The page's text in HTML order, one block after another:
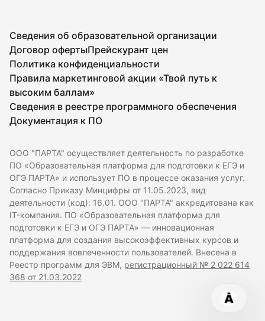
Сведения об образовательной организации
Договор офертыПрейскурант цен
Политика конфиденциальности
Правила маркетинговой акции «Твой путь к
высоким баллам»
Сведения в реестре программного обеспечения
Документация к ПО
ООО "ПАРТА" осуществляет деятельность по разработке
ПО «Образовательная платформа для подготовки к ЕГЭ и
ОГЭ ПАРТА» и использует ПО в процессе оказания услуг.
Согласно Приказу Минцифры от 11.05.2023, вид
деятельности (код): 16.01. ООО "ПАРТА" аккредитована как
IT-компания. ПО «Образовательная платформа для
подготовки к ЕГЭ и ОГЭ ПАРТА» — инновационная
платформа для создания высокоэффективных курсов и
поддержания вовлеченности пользователей. Внесена в
Реестр программ для ЭВМ, регистрационный № 2 022 614
368 от 21.03.2022